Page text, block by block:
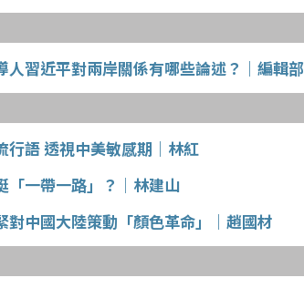
人習近平對兩岸關係有哪些論述？｜編輯部
行語 透視中美敏感期｜林紅
「一帶一路」？｜林建山
對中國大陸策動「顏色革命」｜趙國材